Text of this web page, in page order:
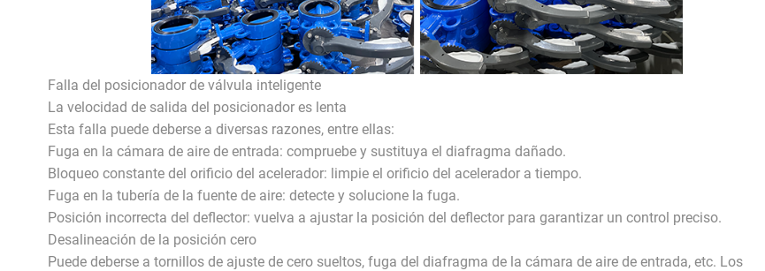
Falla del posicionador de válvula inteligente
La velocidad de salida del posicionador es lenta
Esta falla puede deberse a diversas razones, entre ellas:
Fuga en la cámara de aire de entrada: compruebe y sustituya el diafragma dañado.
Bloqueo constante del orificio del acelerador: limpie el orificio del acelerador a tiempo.
Fuga en la tubería de la fuente de aire: detecte y solucione la fuga.
Posición incorrecta del deflector: vuelva a ajustar la posición del deflector para garantizar un control preciso.
Desalineación de la posición cero
Puede deberse a tornillos de ajuste de cero sueltos, fuga del diafragma de la cámara de aire de entrada, etc. Los